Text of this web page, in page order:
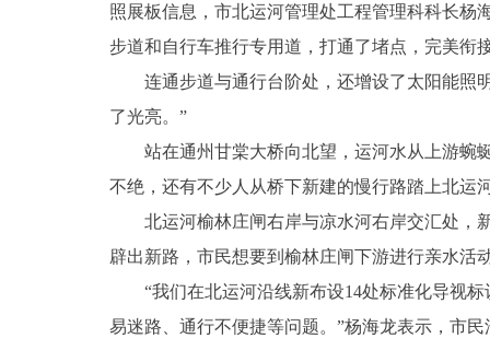
照展板信息，市北运河管理处工程管理科科长杨
步道和自行车推行专用道，打通了堵点，完美衔
连通步道与通行台阶处，还增设了太阳能照明
了光亮。”
站在通州甘棠大桥向北望，运河水从上游蜿蜒
不绝，还有不少人从桥下新建的慢行路踏上北运
北运河榆林庄闸右岸与凉水河右岸交汇处，新
辟出新路，市民想要到榆林庄闸下游进行亲水活
“我们在北运河沿线新布设14处标准化导视标
易迷路、通行不便捷等问题。”杨海龙表示，市